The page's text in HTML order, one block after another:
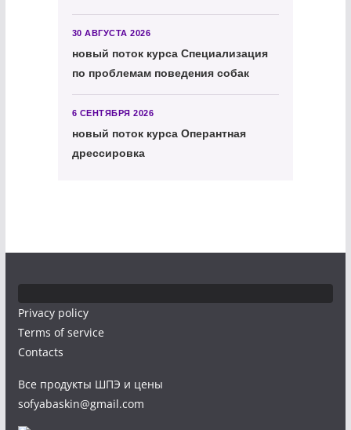
30 АВГУСТА 2026
новый поток курса Специализация
по проблемам поведения собак
6 СЕНТЯБРЯ 2026
новый поток курса Оперантная
дрессировка
Privacy policy
Terms of service
Contacts
Все продукты ШПЭ и цены
sofyabaskin@gmail.com